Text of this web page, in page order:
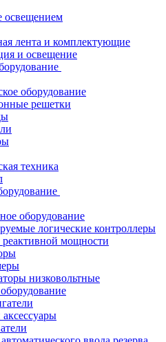
освещением
лента и комплектующие
и освещение
оборудование
решетки
техника
оборудование
логические контроллеры
реактивной мощности
низковольтные